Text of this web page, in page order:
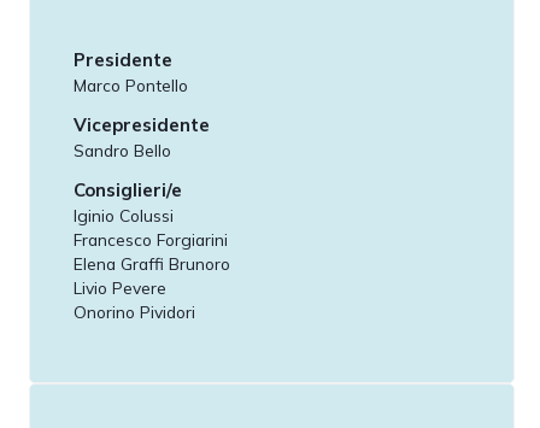
Presidente
Marco Pontello
Vicepresidente
Sandro Bello
Consiglieri/e
Iginio Colussi
Francesco Forgiarini
Elena Graffi Brunoro
Livio Pevere
Onorino Pividori